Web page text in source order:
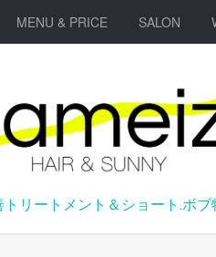
MENU & PRICE SALON
リートメント＆ショート.ボブ